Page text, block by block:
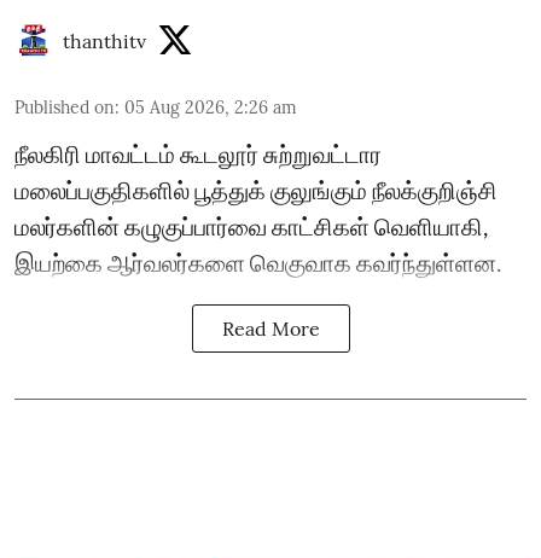
thanthitv
Published on: 05 Aug 2026, 2:26 am
நீலகிரி மாவட்டம் கூடலூர் சுற்றுவட்டார
மலைப்பகுதிகளில் பூத்துக் குலுங்கும் நீலக்குறிஞ்சி
மலர்களின் கழுகுப்பார்வை காட்சிகள் வெளியாகி,
இயற்கை ஆர்வலர்களை வெகுவாக கவர்ந்துள்ளன.
Read More